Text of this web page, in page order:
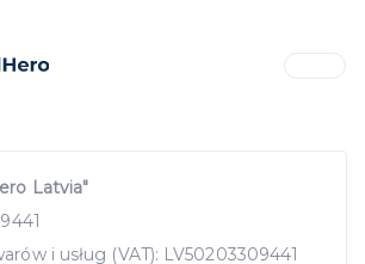
Latvia"
i usług (VAT): LV50203309441